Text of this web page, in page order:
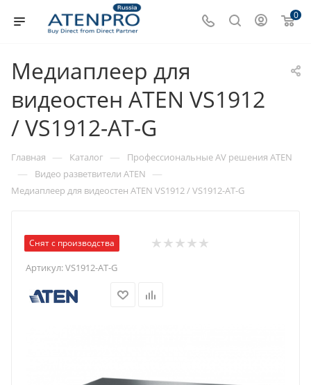
0
Медиаплеер для
видеостен ATEN VS1912
/ VS1912-AT-G
Главная — Каталог — Профессиональные AV решения ATEN
— Видео разветвители ATEN —
Медиаплеер для видеостен ATEN VS1912 / VS1912-AT-G
Снят с производства
Артикул:VS1912-AT-G